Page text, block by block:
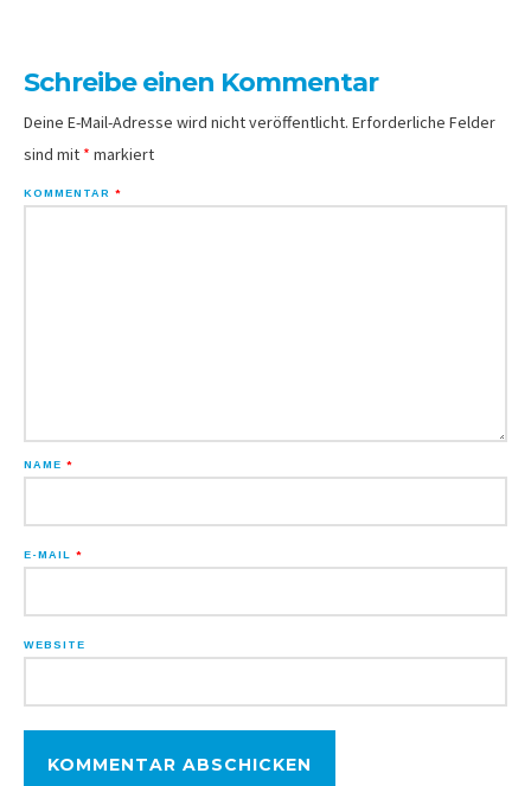
Schreibe einen Kommentar
Deine E-Mail-Adresse wird nicht veröffentlicht. Erforderliche Felder
sind mit * markiert
KOMMENTAR *
NAME *
E-MAIL *
WEBSITE